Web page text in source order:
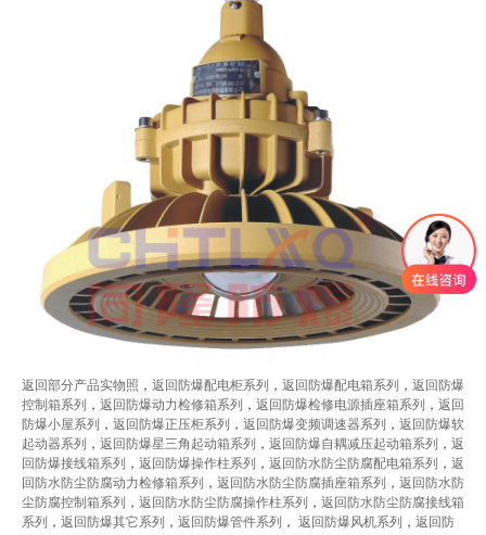
返回部分产品实物照 ， 返回防爆配电柜系列 ， 返 回防爆配电箱系列 ， 返回防爆
控制箱系列 ， 返回防爆动力检修箱系列 ， 返回防爆检修电源插座箱系列 ， 返回
防爆小屋系列 ， 返回防爆正压柜系列 ， 返回防爆变频调速器系列 ， 返回防爆软
起动器系列 ， 返回防爆星三角起动箱系列 ， 返回防爆自耦减压起动箱系列 ， 返
回防爆接线箱系列 ， 返回防爆操作柱系列 ， 返回防水防尘防腐配电箱系列 ， 返
回防水防尘防腐动力检修箱系列 ， 返回防水防尘防腐插座箱系列 ， 返回防水防
尘防腐控制箱系列 ， 返回防水防尘防腐操作柱系列 ， 返回防水防尘防腐接线箱
系列 ， 返回防爆其它系列 ， 返回防爆管件系列 ， 返回防爆风机系列 ， 返回防